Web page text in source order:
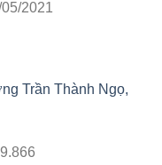
2021
Trần Thành Ngọ,